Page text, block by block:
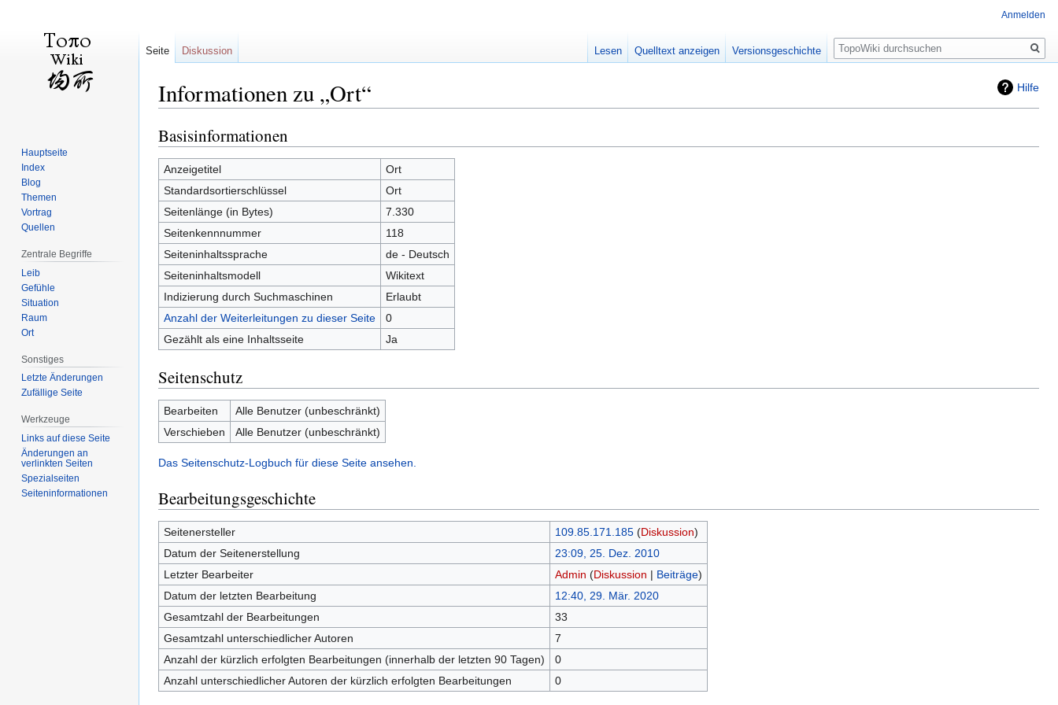
Hilfe
Informationen zu „Ort“
Zur
Navigation
springen
Zur
Suche
springen
Basisinformationen
Anzeigetitel
Ort
Standardsortierschlüssel
Ort
Seitenlänge (in Bytes)
7.330
Seitenkennnummer
118
Seiteninhaltssprache
de - Deutsch
Seiteninhaltsmodell
Wikitext
Indizierung durch Suchmaschinen
Erlaubt
Anzahl der Weiterleitungen zu dieser Seite
0
Gezählt als eine Inhaltsseite
Ja
Seitenschutz
Bearbeiten
Alle Benutzer (unbeschränkt)
Verschieben
Alle Benutzer (unbeschränkt)
Das Seitenschutz-Logbuch für diese Seite ansehen.
Bearbeitungsgeschichte
Seitenersteller 109.85.171.185 (Diskussion)
Datum der Seitenerstellung
23:09, 25. Dez. 2010
Letzter Bearbeiter
Admin (Diskussion | Beiträge)
Datum der letzten Bearbeitung
12:40, 29. Mär. 2020
Gesamtzahl der Bearbeitungen
33
Gesamtzahl unterschiedlicher Autoren
7
Anzahl der kürzlich erfolgten Bearbeitungen (innerhalb der letzten 90 Tagen)
0
Anzahl unterschiedlicher Autoren der kürzlich erfolgten Bearbeitungen
0
Anmelden
Seite Diskussion Lesen Quelltext anzeigen Versionsgeschichte
Suche
Hauptseite
Index
Blog
Themen
Vortrag
Quellen
Zentrale Begriffe
Leib
Gefühle
Situation
Raum
Ort
Sonstiges
Letzte Änderungen
Zufällige Seite
Werkzeuge
Links auf diese Seite
Änderungen an
verlinkten Seiten
Spezialseiten
Seiten­informationen